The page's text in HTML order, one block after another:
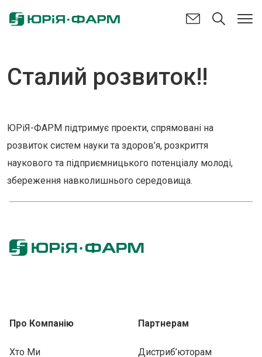
Сталий розвиток!!
ЮРіЯ-ФАРМ підтримує проекти, спрямовані на
розвиток систем науки та здоров’я, розкриття
наукового та підприємницького потенціалу молоді,
збереження навколишнього середовища.
Про Компанію
Хто Ми
Партнерам
Дистриб’юторам